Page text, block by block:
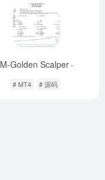
M-Golden Scalper-
# MT4 # 源码